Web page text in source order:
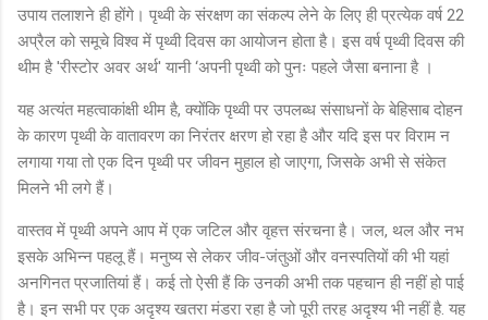
उपाय तलाशने ही होंगे। पृथ्वी के संरक्षण का संकल्प लेने के लिए ही प्रत्येक वर्ष 22
अप्रैल को समूचे विश्व में पृथ्वी दिवस का आयोजन होता है। इस वर्ष पृथ्वी दिवस की
थीम है 'रीस्टोर अवर अर्थ' यानी ‘अपनी पृथ्वी को पुनः पहले जैसा बनाना है ।
यह अत्यंत महत्वाकांक्षी थीम है, क्योंकि पृथ्वी पर उपलब्ध संसाधनों के बेहिसाब दोहन
के कारण पृथ्वी के वातावरण का निरंतर क्षरण हो रहा है और यदि इस पर विराम न
लगाया गया तो एक दिन पृथ्वी पर जीवन मुहाल हो जाएगा, जिसके अभी से संकेत
मिलने भी लगे हैं।
वास्तव में पृथ्वी अपने आप में एक जटिल और वृहत्त संरचना है। जल, थल और नभ
इसके अभिन्न पहलू हैं। मनुष्य से लेकर जीव-जंतुओं और वनस्पतियों की भी यहां
अनगिनत प्रजातियां हैं। कई तो ऐसी हैं कि उनकी अभी तक पहचान ही नहीं हो पाई
है। इन सभी पर एक अदृश्य खतरा मंडरा रहा है जो पूरी तरह अदृश्य भी नहीं है. यह